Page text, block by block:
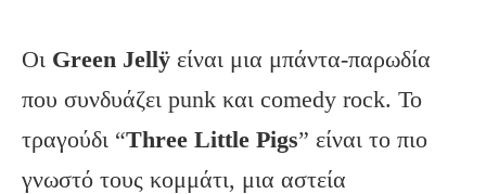
Οι Green Jellÿ είναι μια μπάντα-παρωδία
που συνδυάζει punk και comedy rock. Το
τραγούδι “Three Little Pigs” είναι το πιο
γνωστό τους κομμάτι, μια αστεία